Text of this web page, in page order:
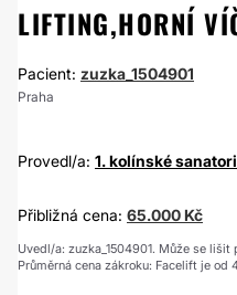
LIFTING,HORNÍ
Pacient: zuzka_1504901
Praha
Provedl/a: 1. kolínské
Přibližná cena: 65.000 Kč
Uvedl/a: zuzka_1504901. Může se
Průměrná cena zákroku: Facelift je od